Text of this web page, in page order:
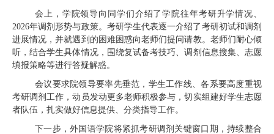
会上，学院领导向同学们介绍了学院往年考研升学情况、
2026年调剂形势与政策。考研学生代表逐一介绍了考研初试和调剂
进展情况，并就遇到的困难困惑向老师们提问请教。老师们耐心倾
听，结合学生具体情况，围绕复试备考技巧、调剂信息搜集、志愿
填报策略等进行答疑解惑。
会议要求院领导要率先垂范，学生工作线、各系要高度重视
考研调剂工作，动员发动更多老师积极参与，切实组建好学生志愿
者队伍，扎实做好信息提供、分类指导工作。
下一步，外国语学院将紧抓考研调剂关键窗口期，持续整合